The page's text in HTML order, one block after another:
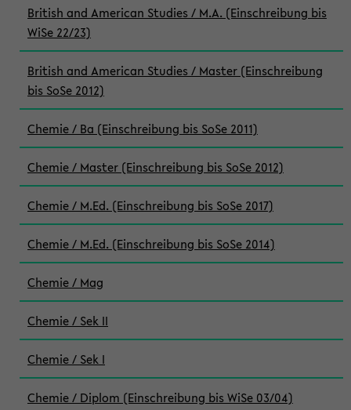
British and American Studies / M.A. (Einschreibung bis
WiSe 22/23)
British and American Studies / Master (Einschreibung
bis SoSe 2012)
Chemie / Ba (Einschreibung bis SoSe 2011)
Chemie / Master (Einschreibung bis SoSe 2012)
Chemie / M.Ed. (Einschreibung bis SoSe 2017)
Chemie / M.Ed. (Einschreibung bis SoSe 2014)
Chemie / Mag
Chemie / Sek II
Chemie / Sek I
Chemie / Diplom (Einschreibung bis WiSe 03/04)